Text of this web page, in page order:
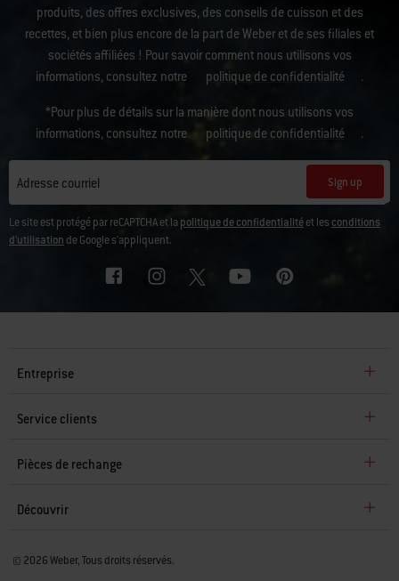
produits, des offres exclusives, des conseils de cuisson et des
recettes, et bien plus encore de la part de Weber et de ses filiales et
sociétés affiliées ! Pour savoir comment nous utilisons vos
informations, consultez notre
politique de confidentialité .
*Pour plus de détails sur la manière dont nous utilisons vos
informations, consultez notre
politique de confidentialité .
Adresse courriel Sign up
Le site est protégé par reCAPTCHA et la politique de confidentialitéet les conditions
d'utilisation de Google s'appliquent.
Entreprise
Service clients
Pièces de rechange
Découvrir
© 2026 Weber, Tous droits réservés.